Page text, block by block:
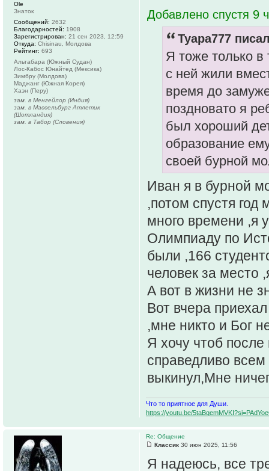
Добавлено спустя 9
Tyapa777
Я тоже только в
с ней жили
время до
поздновато я
был хороший
образование
своей бурной
Иван я в бурной
,потом спустя
много времени ,я
Олимпиаду по
были ,166
человек за место
А вот в жизни не
Вот вчера
,мне никто и Бог
Я хочу чтоб
справедливо
выкинул,Мне
Что то приятное для Души.
https://youtu.be/
Ole
Знаток
Сообщений: 2632
Благодарностей: 1908
Зарегистрирован: 21 сен 2023, 12:59
Откуда: Chisinau, Молдова
Рейтинг: 693
Альтабара (Южный Судан)
Лос-Кабос Юнайтед (Мексика)
Зимбру (Молдова)
Маджанг (Южная Корея)
Хаэн (Перу)
зам. в Менгейлор (Индия)
зам. в Массельбург Атлетик
(Шотландия)
зам. в Табор (Словения)
Re: Общение
Классик 30 июн 2025, 11:56
Я надеюсь, все